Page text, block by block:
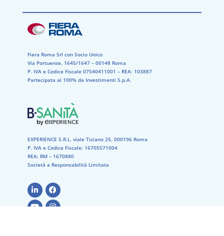
Fiera Roma Srl con Socio Unico
Via Portuense, 1645/1647 – 00148 Roma
P. IVA e Codice Fiscale 07540411001​ – REA: 103887​
Partecipata al 100% da Investimenti S.p.A.
EXPERIENCE S.R.L. viale Tiziano 25, 000196 Roma
P. IVA e Codice Fiscale: 16705571004
REA: RM – 1670880
Società a Responsabilità Limitata